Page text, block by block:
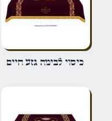
שם*
כיסוי לבימה גזע חיים